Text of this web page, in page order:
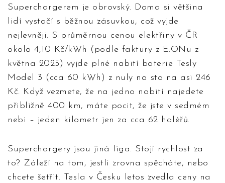
Superchargerem je obrovský. Doma si většina
lidí vystačí s běžnou zásuvkou, což vyjde
nejlevněji. S průměrnou cenou elektřiny v ČR
okolo 4,10 Kč/kWh (podle faktury z E.ONu z
května 2025) vyjde plné nabití baterie Tesly
Model 3 (cca 60 kWh) z nuly na sto na asi 246
Kč. Když vezmete, že na jedno nabití najedete
přibližně 400 km, máte pocit, že jste v sedmém
nebi – jeden kilometr jen za cca 62 haléřů.
Superchargery jsou jiná liga. Stojí rychlost za
to? Záleží na tom, jestli zrovna spěcháte, nebo
chcete šetřit. Tesla v Česku letos zvedla ceny na